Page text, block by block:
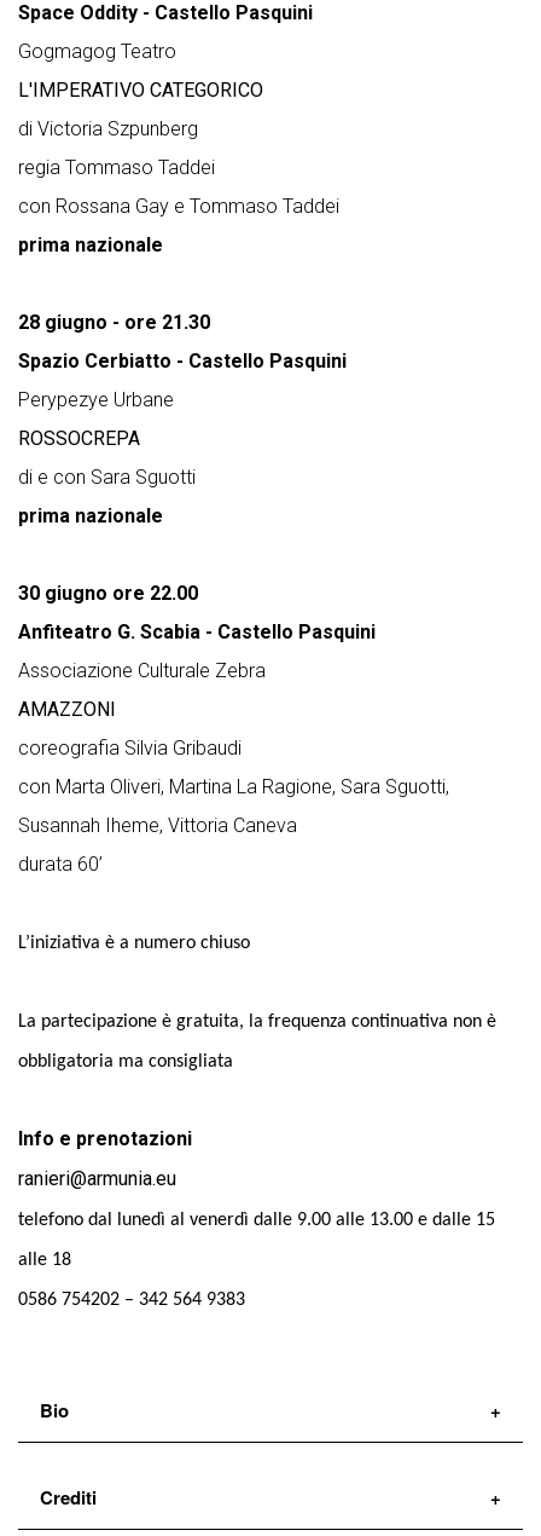
Space Oddity - Castello Pasquini
Gogmagog Teatro
L'IMPERATIVO CATEGORICO
di Victoria Szpunberg
regia Tommaso Taddei
con Rossana Gay e Tommaso Taddei
prima nazionale
28 giugno - ore 21.30
Spazio Cerbiatto - Castello Pasquini
Perypezye Urbane
ROSSOCREPA
di e con Sara Sguotti
prima nazionale
30 giugno ore 22.00
Anfiteatro G. Scabia - Castello Pasquini
Associazione Culturale Zebra
AMAZZONI
coreografia Silvia Gribaudi
con Marta Oliveri, Martina La Ragione, Sara Sguotti,
Susannah Iheme, Vittoria Caneva
durata 60’
L’iniziativa è a numero chiuso
La partecipazione è gratuita, la frequenza continuativa non è
obbligatoria ma consigliata
Info e prenotazioni
ranieri@armunia.eu
telefono dal lunedì al venerdì dalle 9.00 alle 13.00 e dalle 15
alle 18
0586 754202 – 342 564 9383
Bio
Crediti